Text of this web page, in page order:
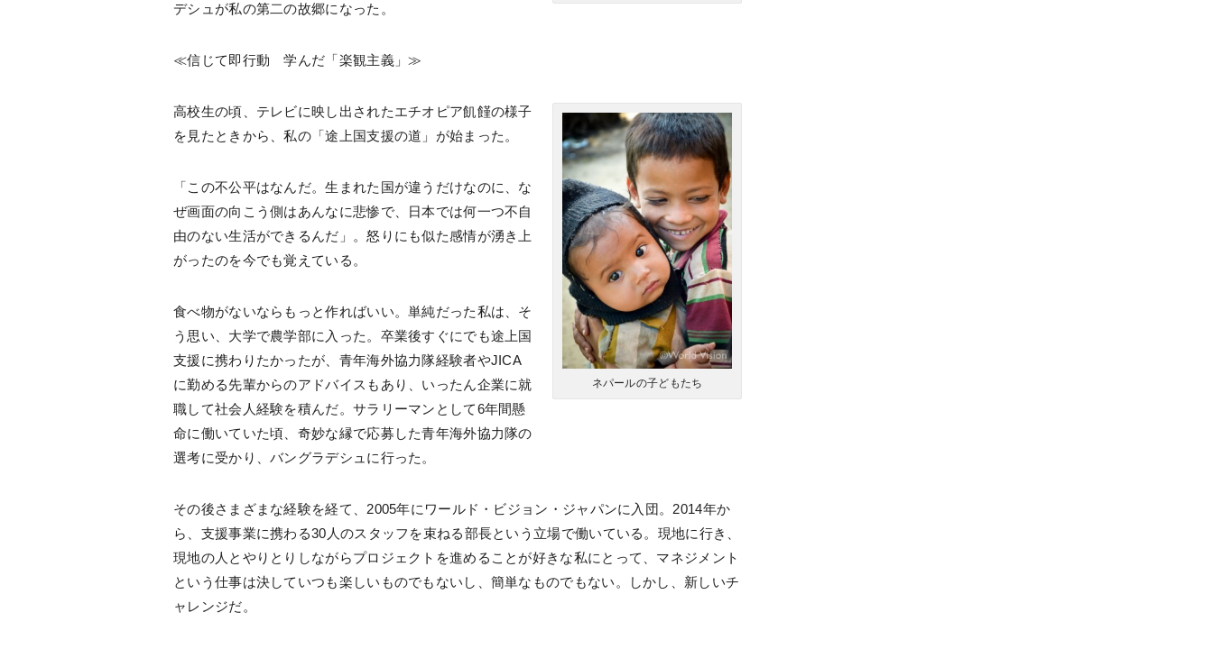
デシュが私の第二の故郷になった。
≪信じて即行動 学んだ「楽観主義」≫
ネパールの子どもたち
高校生の頃、テレビに映し出されたエチオピア飢饉の様子
を見たときから、私の「途上国支援の道」が始まった。
「この不公平はなんだ。生まれた国が違うだけなのに、な
ぜ画面の向こう側はあんなに悲惨で、日本では何一つ不自
由のない生活ができるんだ」。怒りにも似た感情が湧き上
がったのを今でも覚えている。
食べ物がないならもっと作ればいい。単純だった私は、そ
う思い、大学で農学部に入った。卒業後すぐにでも途上国
支援に携わりたかったが、青年海外協力隊経験者やJICA
に勤める先輩からのアドバイスもあり、いったん企業に就
職して社会人経験を積んだ。サラリーマンとして6年間懸
命に働いていた頃、奇妙な縁で応募した青年海外協力隊の
選考に受かり、バングラデシュに行った。
その後さまざまな経験を経て、2005年にワールド・ビジョン・ジャパンに入団。2014年か
ら、支援事業に携わる30人のスタッフを束ねる部長という立場で働いている。現地に行き、
現地の人とやりとりしながらプロジェクトを進めることが好きな私にとって、マネジメント
という仕事は決していつも楽しいものでもないし、簡単なものでもない。しかし、新しいチ
ャレンジだ。